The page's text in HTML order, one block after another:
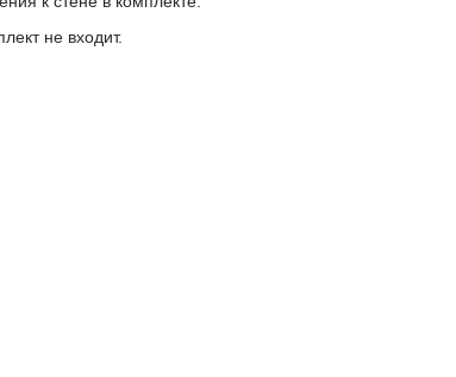
не входит.